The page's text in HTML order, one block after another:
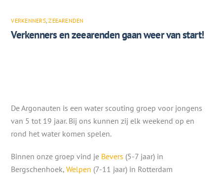
VERKENNERS,ZEEARENDEN
Verkenners en zeearenden gaan weer van start!
De Argonauten is een water scouting groep voor jongens
van 5 tot 19 jaar. Bij ons kunnen zij elk weekend op en
rond het water komen spelen.
Binnen onze groep vind je Bevers (5-7 jaar) in
Bergschenhoek,Welpen (7-11 jaar) in Rotterdam